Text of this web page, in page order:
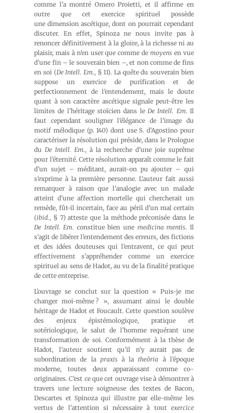
comme l’a montré Omero Proietti, et il affirme en
outre que cet exercice spirituel possède
une dimension ascétique, dont on pourrait cependant
discuter. En effet, Spinoza ne nous invite pas à
renoncer définitivement à la gloire, à la richesse ni au
plaisir, mais à n’en user que comme demoyens en vue
d’une fin – le souverain bien –, et non comme de fins
en soi (De Intell. Em., § 11). La quête du souverain bien
suppose un exercice de purification et de
perfectionnement de l’entendement, mais le doute
quant à son caractère ascétique signale peut-être les
limites de l’héritage stoïcien dans le De Intell. Em. Il
faut cependant souligner l’élégance de l’image du
motif mélodique (p. 140) dont use S. d’Agostino pour
caractériser la résolution qui préside, dans le Prologue
duDe Intell. Em., à la recherche d’une joie suprême
pour l’éternité. Cette résolution apparaît comme le fait
d’un sujet – méditant, aurait-on pu ajouter – qui
s’exprime à la première personne. L’auteur fait aussi
remarquer à raison que l’analogie avec un malade
atteint d’une affection mortelle qui chercherait un
remède, fût-il incertain, face au péril d’un mal certain
(ibid., § 7) atteste que la méthode préconisée dans le
De Intell. Em. constitue bien une medicina mentis. Il
s’agit de libérer l’entendement des erreurs, des fictions
et des idées douteuses qui l’entravent, ce qui peut
effectivement s’appréhender comme un exercice
spirituel au sens de Hadot, au vu de la finalité pratique
de cette entreprise.
L’ouvrage se conclut sur la question « Puis-je me
changer moi-même ? », assumant ainsi le double
héritage de Hadot et Foucault. Cette question soulève
des enjeux épistémologique, pratique et
sotériologique, le salut de l’homme requérant une
transformation de soi. Conformément à la thèse de
Hadot, l’auteur soutient qu’il n’y aurait pas de
subordination de la praxisà latheôria à l’époque
moderne, toutes deux apparaissant comme co-
originaires. C’est ce que cet ouvrage vise à démontrer à
travers une lecture soigneuse des textes de Bacon,
Descartes et Spinoza qui illustre par elle-même les
vertus de l’attention si nécessaire à tout exercice